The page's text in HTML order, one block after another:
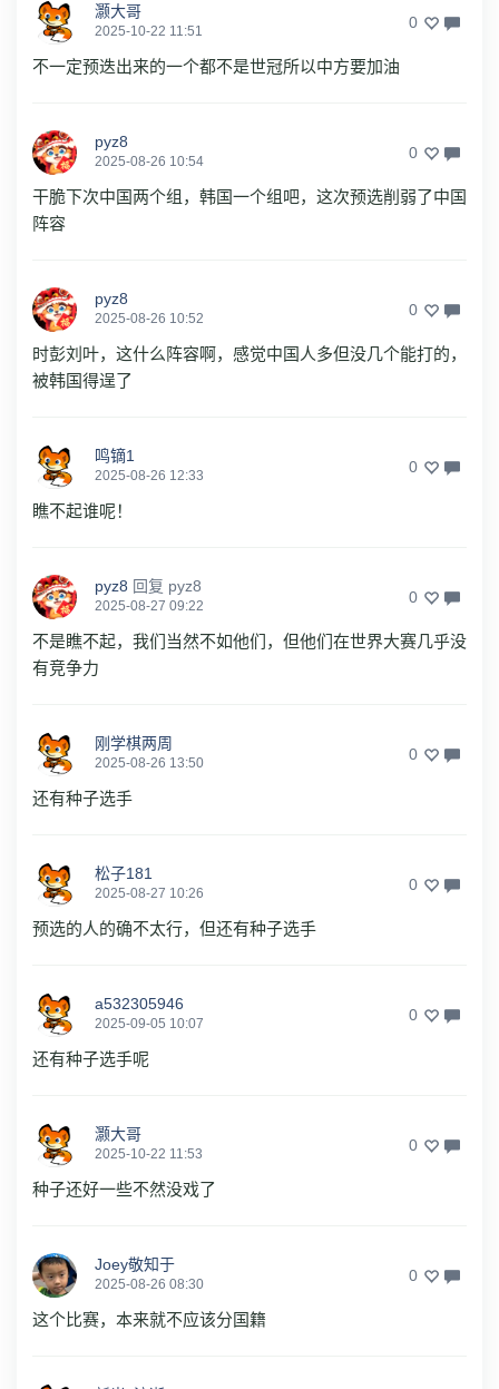
灏大哥
2025-10-22 11:51 0
不一定预迭出来的一个都不是世冠所以中方要加油
pyz8
2025-08-26 10:54 0
干脆下次中国两个组，韩国一个组吧，这次预选削弱了中国
阵容
pyz8
2025-08-26 10:52 0
时彭刘叶，这什么阵容啊，感觉中国人多但没几个能打的，
被韩国得逞了
鸣镝1
2025-08-26 12:33 0
瞧不起谁呢！
pyz8 回复 pyz8
2025-08-27 09:22 0
不是瞧不起，我们当然不如他们，但他们在世界大赛几乎没
有竞争力
刚学棋两周
2025-08-26 13:50 0
还有种子选手
松子181
2025-08-27 10:26 0
预选的人的确不太行，但还有种子选手
a532305946
2025-09-05 10:07 0
还有种子选手呢
灏大哥
2025-10-22 11:53 0
种子还好一些不然没戏了
Joey敬知于
2025-08-26 08:30 0
这个比赛，本来就不应该分国籍